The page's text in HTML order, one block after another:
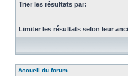
Trier les résultats par:
Limiter les résultats selon leur
Accueil du forum